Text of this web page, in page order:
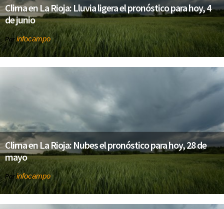
Clima en La Rioja: Lluvia ligera el pronóstico para hoy, 4
de junio
Porinfocampo
Clima en La Rioja: Nubes el pronóstico para hoy, 28 de
mayo
Porinfocampo